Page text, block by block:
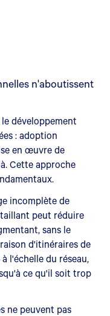
n'aboutissent
développement
: adoption
en œuvre de
Cette approche
incomplète de
peut réduire
sans le
d'itinéraires de
l'échelle du réseau,
ce qu'il soit trop
ne peuvent pas